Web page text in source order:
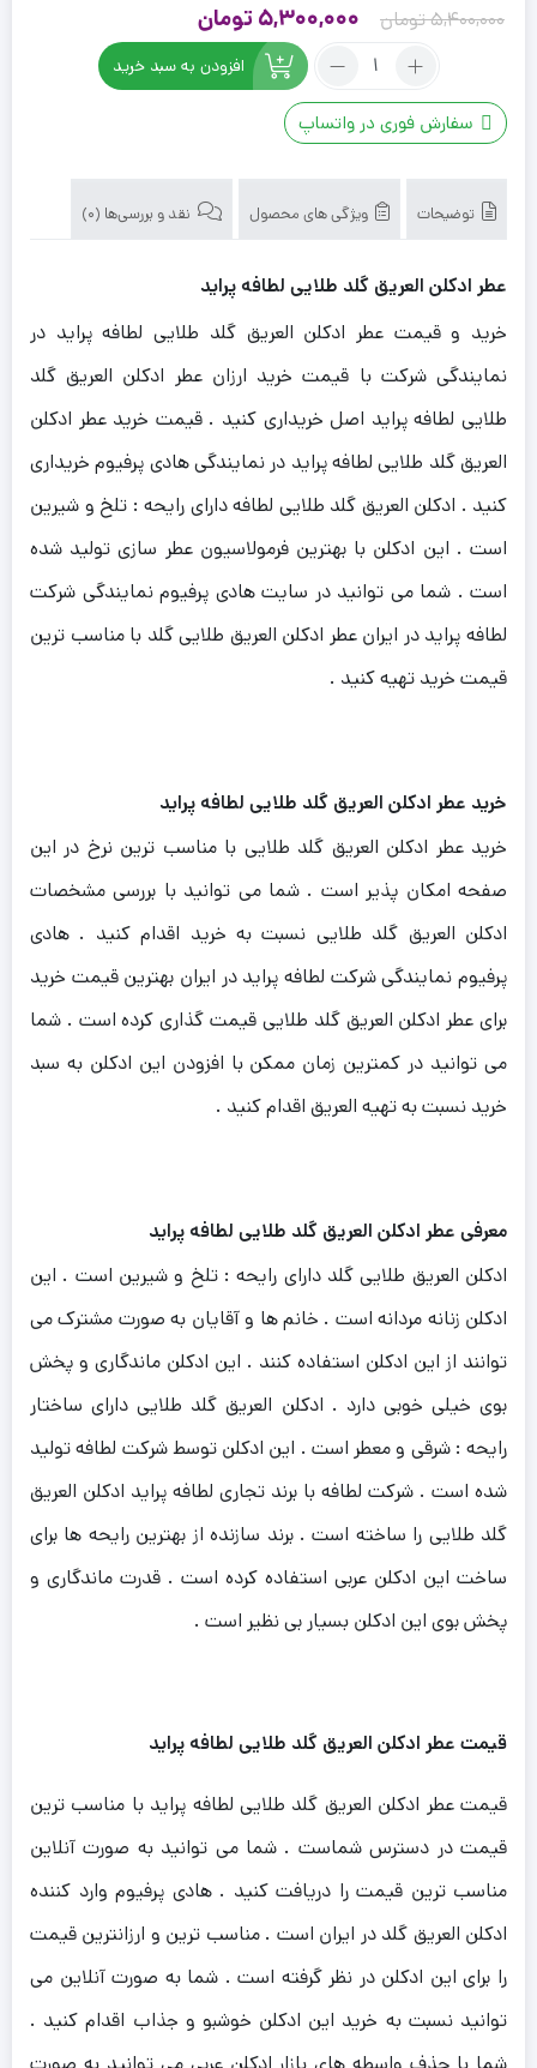
5,400,000تومان
قیمت
5,400,000 تومان
بود.
5,300,000 تومان
فعلی
5,300,000 تومان
تعداد:
ادکلن
العریق
لطافه
افزودن به سبد خرید
سفارش فوری در واتساپ
توضیحات ویژگی های محصول نقد و بررسی‌ها (0)
عطر ادکلن العریق گلد طلایی لطافه پراید
خرید و قیمت عطر ادکلن العریق گلد طلایی لطافه پراید در
نمایندگی شرکت با قیمت خرید ارزان عطر ادکلن العریق گلد
طلایی لطافه پراید اصل خریداری کنید . قیمت خرید عطر ادکلن
العریق گلد طلایی لطافه پراید در نمایندگی هادی پرفیوم خریداری
کنید . ادکلن العریق گلد طلایی لطافه دارای رایحه : تلخ و شیرین
است . این ادکلن با بهترین فرمولاسیون عطر سازی تولید شده
است . شما می توانید در سایت هادی پرفیوم نمایندگی شرکت
لطافه پراید در ایران عطر ادکلن العریق طلایی گلد با مناسب ترین
قیمت خرید تهیه کنید .
خرید عطر ادکلن العریق گلد طلایی لطافه پراید
خرید عطر ادکلن العریق گلد طلایی با مناسب ترین نرخ در این
صفحه امکان پذیر است . شما می توانید با بررسی مشخصات
ادکلن العریق گلد طلایی نسبت به خرید اقدام کنید . هادی
پرفیوم نمایندگی شرکت لطافه پراید در ایران بهترین قیمت خرید
برای عطر ادکلن العریق گلد طلایی قیمت گذاری کرده است . شما
می توانید در کمترین زمان ممکن با افزودن این ادکلن به سبد
خرید نسبت به تهیه العریق اقدام کنید .
معرفی عطر ادکلن العریق گلد طلایی لطافه پراید
ادکلن العریق طلایی گلد دارای رایحه : تلخ و شیرین است . این
ادکلن زنانه مردانه است . خانم ها و آقایان به صورت مشترک می
توانند از این ادکلن استفاده کنند . این ادکلن ماندگاری و پخش
بوی خیلی خوبی دارد . ادکلن العریق گلد طلایی دارای ساختار
رایحه : شرقی و معطر است . این ادکلن توسط شرکت لطافه تولید
شده است . شرکت لطافه با برند تجاری لطافه پراید ادکلن العریق
گلد طلایی را ساخته است . برند سازنده از بهترین رایحه ها برای
ساخت این ادکلن عربی استفاده کرده است . قدرت ماندگاری و
پخش بوی این ادکلن بسیار بی نظیر است .
قیمت عطر ادکلن العریق گلد طلایی لطافه پراید
قیمت عطر ادکلن العریق گلد طلایی لطافه پراید با مناسب ترین
قیمت در دسترس شماست . شما می توانید به صورت آنلاین
مناسب ترین قیمت را دریافت کنید . هادی پرفیوم وارد کننده
ادکلن العریق گلد در ایران است . مناسب ترین و ارزانترین قیمت
را برای این ادکلن در نظر گرفته است . شما به صورت آنلاین می
توانید نسبت به خرید این ادکلن خوشبو و جذاب اقدام کنید .